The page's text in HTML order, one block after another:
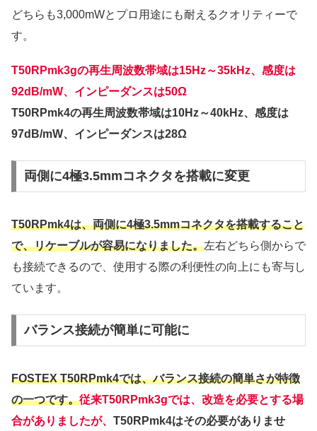
どちらも3,000mWとプロ用途にも耐えるクオリティーで
す。
T50RPmk3gの再生周波数帯域は15Hz～35kHz、感度は
92dB/mW、インピーダンスは50Ω
T50RPmk4の再生周波数帯域は10Hz～40kHz、感度は
97dB/mW、インピーダンスは28Ω
両側に4極3.5mmコネクタを搭載に変更
T50RPmk4は、両側に4極3.5mmコネクタを搭載すること
で、リケーブルが容易になりました。左右どちら側からで
も接続できるので、使用する際の利便性の向上にも寄与し
ています。
バランス接続が簡単に可能に
FOSTEX T50RPmk4では、バランス接続の簡単さが特徴
の一つです。従来T50RPmk3gでは、改造を必要とする場
合がありましたが、 T50RPmk4はその必要がありませ